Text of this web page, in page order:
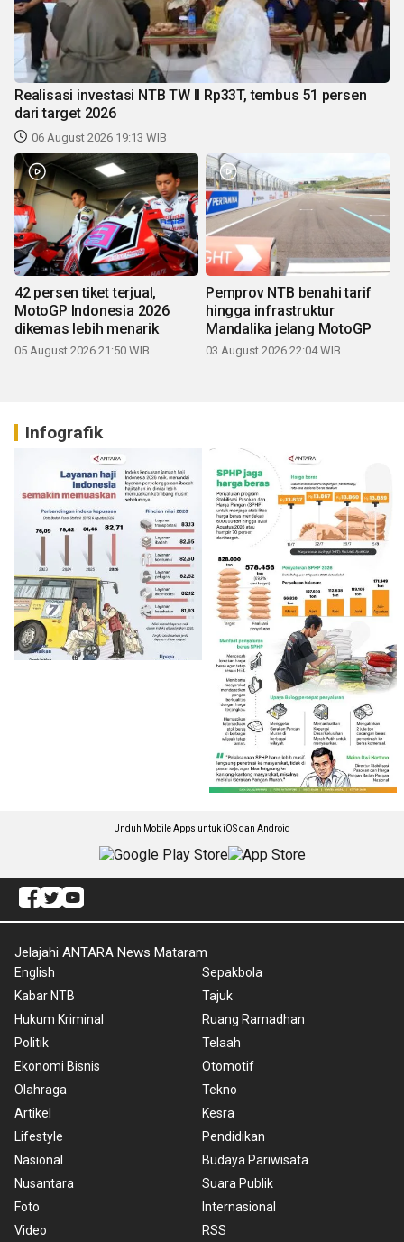
Realisasi investasi NTB TW II Rp33T, tembus 51 persen
dari target 2026
06 August 2026 19:13 WIB
42 persen tiket terjual,
MotoGP Indonesia 2026
dikemas lebih menarik
05 August 2026 21:50 WIB
Pemprov NTB benahi tarif
hingga infrastruktur
Mandalika jelang MotoGP
03 August 2026 22:04 WIB
Infografik
Unduh Mobile Apps untuk iOS dan Android
Jelajahi ANTARA News Mataram
English
Kabar NTB
Hukum Kriminal
Politik
Ekonomi Bisnis
Olahraga
Artikel
Lifestyle
Nasional
Nusantara
Foto
Video
Sepakbola
Tajuk
Ruang Ramadhan
Telaah
Otomotif
Tekno
Kesra
Pendidikan
Budaya Pariwisata
Suara Publik
Internasional
RSS